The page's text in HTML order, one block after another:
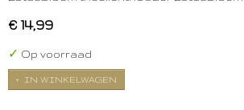
€ 14,99
✓ Op voorraad
IN WINKELWAGEN